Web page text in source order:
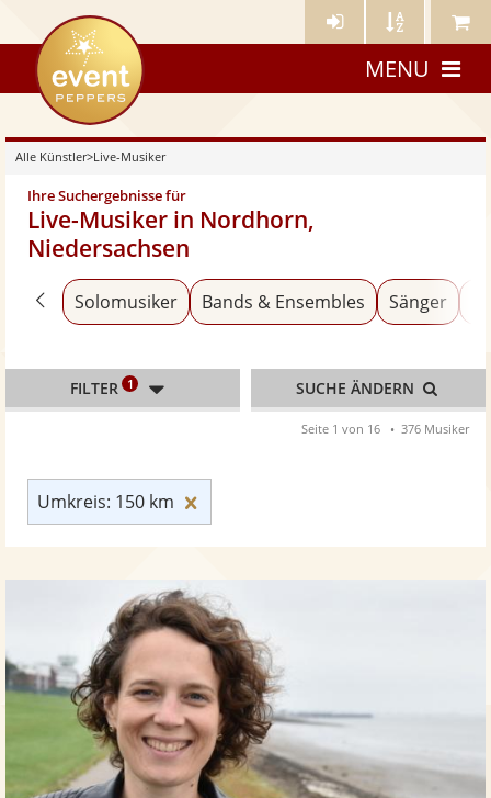
Künstler- Künstler Meine
eventpeppers
MENU
Alle Künstler>Live-Musiker
Ihre Suchergebnisse für
Live-Musiker in Nordhorn,
Niedersachsen
Zurück zu «Alle Künstler»
Solomusiker Bands & Ensembles Sänger
Umkreis: 150 km
FILTER 1 SUCHE ÄNDERN
Seite 1 von 16 376 Musiker